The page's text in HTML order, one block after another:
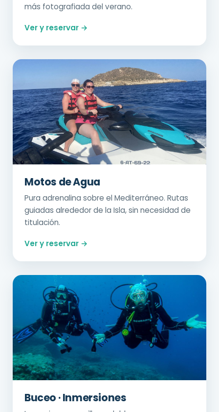
más fotografiada del verano.
Ver y reservar →
Motos de Agua
Pura adrenalina sobre el Mediterráneo. Rutas
guiadas alrededor de la Isla, sin necesidad de
titulación.
Ver y reservar →
Buceo · Inmersiones